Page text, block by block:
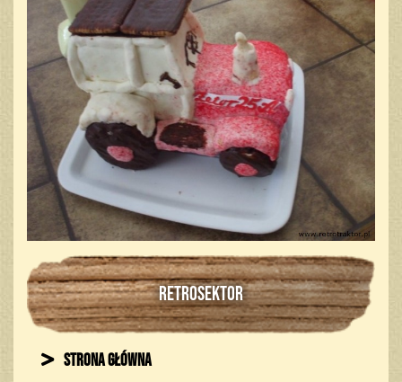
RETROSEKTOR
Strona główna